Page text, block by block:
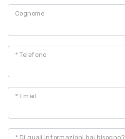
Cognome
* Telefono
* Email
* Di quali informazioni hai bisogno?
Ascensore
Nuova costruzione